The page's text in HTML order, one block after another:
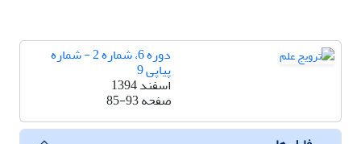
دوره 6، شماره 2 - شماره
پیاپی 9
اسفند 1394
صفحه85-93